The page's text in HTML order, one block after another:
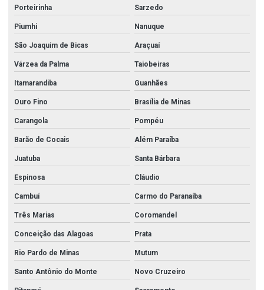
Porteirinha Sarzedo
Piumhi Nanuque
São Joaquim de Bicas Araçuaí
Várzea da Palma Taiobeiras
Itamarandiba Guanhães
Ouro Fino Brasília de Minas
Carangola Pompéu
Barão de Cocais Além Paraíba
Juatuba Santa Bárbara
Espinosa Cláudio
Cambuí Carmo do Paranaíba
Três Marias Coromandel
Conceição das Alagoas Prata
Rio Pardo de Minas Mutum
Santo Antônio do Monte Novo Cruzeiro